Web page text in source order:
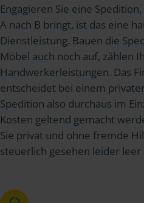
Engagieren Sie eine
A nach B bringt, ist das eine
Dienstleistung. Bauen die
Möbel auch noch auf, zählen
Handwerkerleistungen. Das
entscheidet bei einem
Spedition also durchaus im
Kosten geltend gemacht
Sie privat und ohne fremde
steuerlich gesehen leider leer